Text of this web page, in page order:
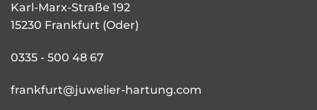
Karl-Marx-Straße 192
15230 Frankfurt (Oder)
0335 - 500 48 67
frankfurt@juwelier-hartung.com